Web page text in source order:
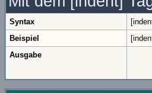
Syntax
Beispiel
Ausgabe